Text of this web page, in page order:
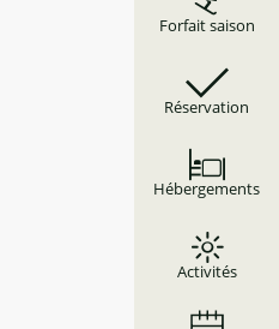
Forfait saison
Réservation
Hébergements
Activités